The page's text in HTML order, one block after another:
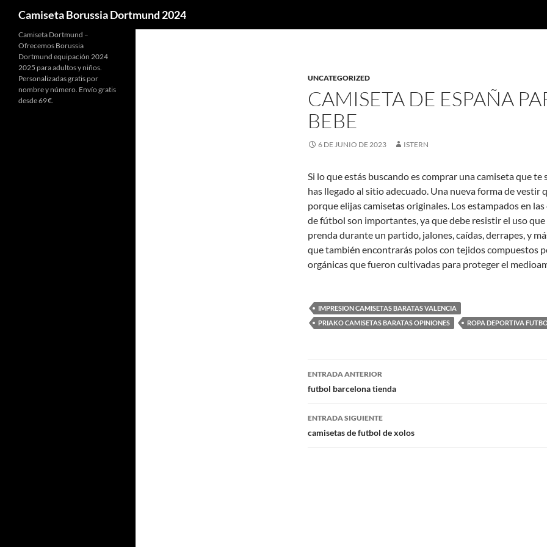
Camiseta Borussia Dortmund 2024
UNCATEGORIZED
CAMISETA DE ESPAÑA
BEBE
6 DE JUNIO DE 2023 ISTERN
Si lo que estás buscando es comprar una camiseta que te
has llegado al sitio adecuado. Una nueva forma de vestir
porque elijas camisetas originales. Los estampados en
de fútbol son importantes, ya que debe resistir el uso que
prenda durante un partido, jalones, caídas, derrapes, y
que también encontrarás polos con tejidos compuestos
orgánicas que fueron cultivadas para proteger el
IMPRESION CAMISETAS BARATAS VALENCIA
PRIAKO CAMISETAS BARATAS OPINIONES
ROPA DEPORTIVA
Navegación
de
entradas
ENTRADA ANTERIOR
futbol barcelona tienda
ENTRADA SIGUIENTE
camisetas de futbol de xolos
Camiseta Dortmund –
Ofrecemos Borussia
Dortmund equipación 2024
2025 para adultos y niños.
Personalizadas gratis por
nombre y número. Envío gratis
desde 69 €.